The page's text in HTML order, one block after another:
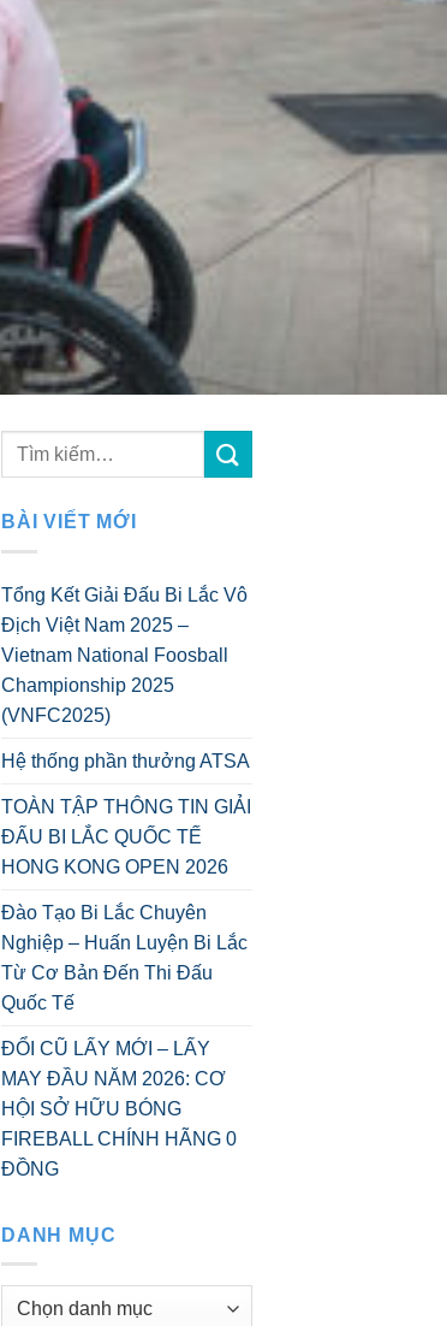
BÀI VIẾT MỚI
Tổng Kết Giải Đấu Bi Lắc Vô
Địch Việt Nam 2025 –
Vietnam National Foosball
Championship 2025
(VNFC2025)
Hệ thống phần thưởng ATSA
TOÀN TẬP THÔNG TIN GIẢI
ĐẤU BI LẮC QUỐC TẾ
HONG KONG OPEN 2026
Đào Tạo Bi Lắc Chuyên
Nghiệp – Huấn Luyện Bi Lắc
Từ Cơ Bản Đến Thi Đấu
Quốc Tế
ĐỔI CŨ LẤY MỚI – LẤY
MAY ĐẦU NĂM 2026: CƠ
HỘI SỞ HỮU BÓNG
FIREBALL CHÍNH HÃNG 0
ĐỒNG
DANH MỤC
Danh